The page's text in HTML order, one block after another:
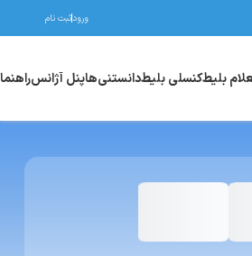
ورودثبت نام
بلیطکنسلی بلیطدانستنی‌هاپنل آژانسراهنما